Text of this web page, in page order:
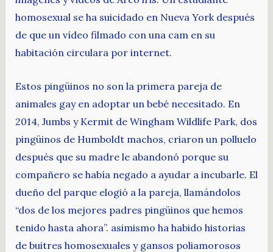
homosexual se ha suicidado en Nueva York después
de que un vídeo filmado con una cam en su
habitación circulara por internet.
Estos pingüinos no son la primera pareja de
animales gay en adoptar un bebé necesitado. En
2014, Jumbs y Kermit de Wingham Wildlife Park, dos
pingüinos de Humboldt machos, criaron un polluelo
después que su madre le abandonó porque su
compañero se había negado a ayudar a incubarle. El
dueño del parque elogió a la pareja, llamándolos
“dos de los mejores padres pingüinos que hemos
tenido hasta ahora”. asimismo ha habido historias
de buitres homosexuales y gansos poliamorosos